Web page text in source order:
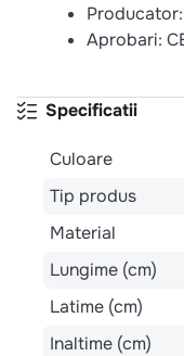
Aprobari:
Specificatii
Culoare
Tip produs
Material
Lungime (cm)
Latime (cm)
Inaltime (cm)